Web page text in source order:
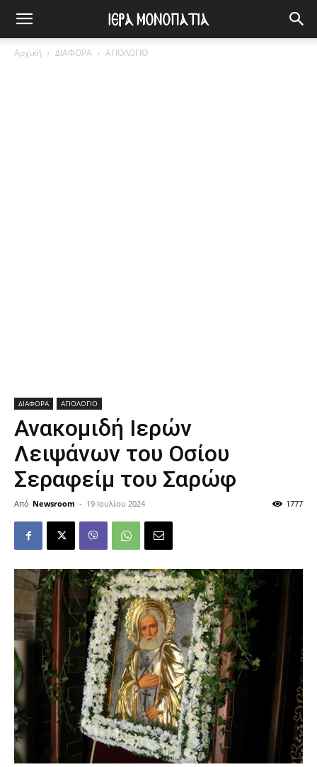
Αρχική ΔΙΑΦΟΡΑ ΑΓΙΟΛΟΓΙΟ
ΔΙΑΦΟΡΑ ΑΓΙΟΛΟΓΙΟ
Ανακομιδή Ιερών
Λειψάνων του Οσίου
Σεραφείμ του Σαρώφ
Από Newsroom - 19 Ιουλίου 2024 1777